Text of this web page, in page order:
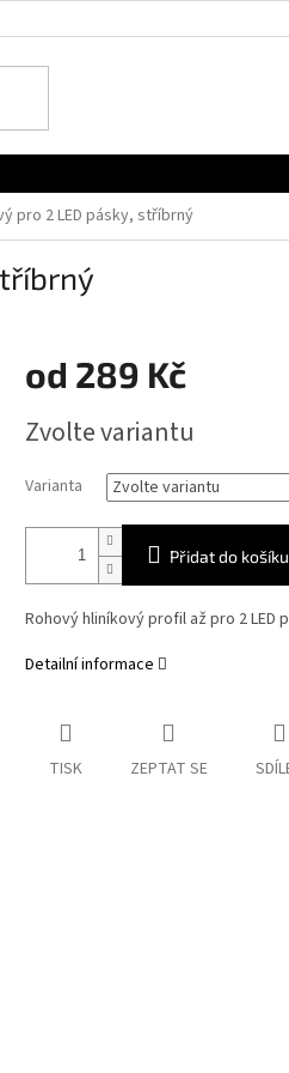
pro 2 LED pásky, stříbrný
od 289 Kč
cena:
Zvolte variantu
Varianta
Přidat do košíku
Rohový hliníkový profil až pro 2 LED
Detailní informace
TISK ZEPTAT SE